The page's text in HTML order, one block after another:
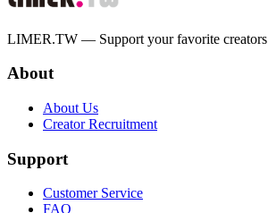
LIMER.TW — Support your favorite creators
About
About Us
Creator Recruitment
Support
Customer Service
FAQ